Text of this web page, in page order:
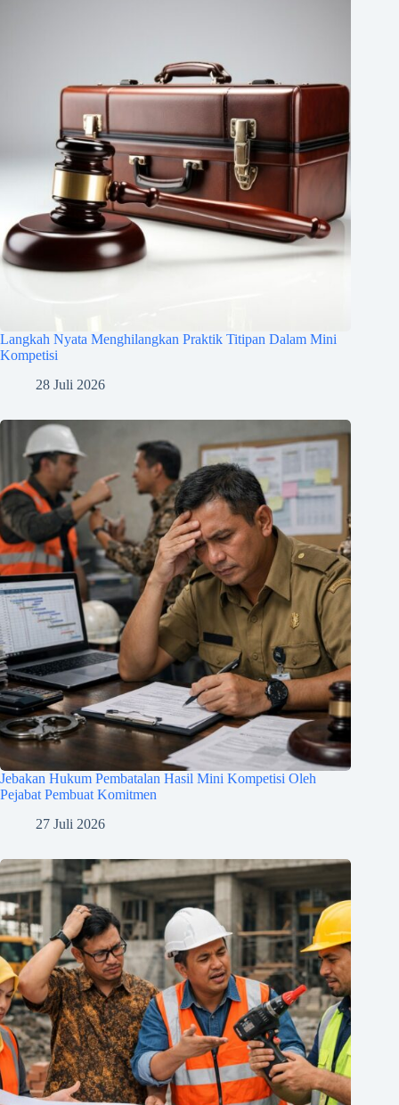
Langkah Nyata Menghilangkan Praktik Titipan Dalam Mini
Kompetisi
28 Juli 2026
Jebakan Hukum Pembatalan Hasil Mini Kompetisi Oleh
Pejabat Pembuat Komitmen
27 Juli 2026